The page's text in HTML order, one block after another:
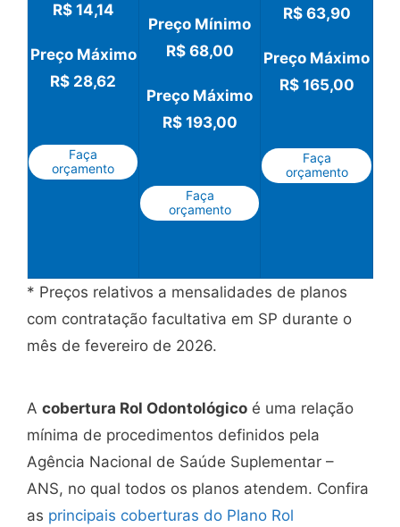
R$ 14,14
Preço Máximo
R$ 28,62
Faça
orçamento
Preço Mínimo
R$ 68,00
Preço Máximo
R$ 193,00
Faça
orçamento
R$ 63,90
Preço Máximo
R$ 165,00
Faça
orçamento
* Preços relativos a mensalidades de planos
com contratação facultativa em SP durante o
mês de fevereiro de 2026.
A cobertura Rol Odontológico é uma relação
mínima de procedimentos definidos pela
Agência Nacional de Saúde Suplementar –
ANS, no qual todos os planos atendem. Confira
as principais coberturas do Plano Rol